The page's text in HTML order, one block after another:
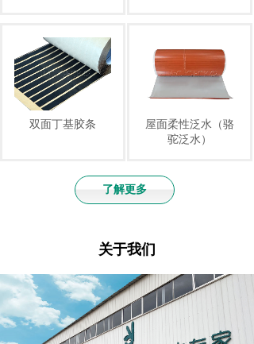
双面丁基胶条
屋面柔性泛水（骆
驼泛水）
了解更多
关于我们